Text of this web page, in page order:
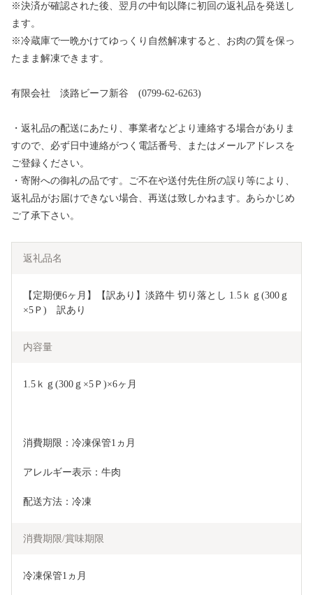
※決済が確認された後、翌月の中旬以降に初回の返礼品を発送し
ます。
※冷蔵庫で一晩かけてゆっくり自然解凍すると、お肉の質を保っ
たまま解凍できます。
有限会社 淡路ビーフ新谷 (0799-62-6263)
・返礼品の配送にあたり、事業者などより連絡する場合がありま
すので、必ず日中連絡がつく電話番号、またはメールアドレスを
ご登録ください。
・寄附への御礼の品です。ご不在や送付先住所の誤り等により、
返礼品がお届けできない場合、再送は致しかねます。あらかじめ
ご了承下さい。
返礼品名
【定期便6ヶ月】【訳あり】淡路牛 切り落とし 1.5ｋｇ(300ｇ
×5Ｐ)　訳あり
内容量
1.5ｋｇ(300ｇ×5Ｐ)×6ヶ月
消費期限：冷凍保管1ヵ月
アレルギー表示：牛肉
配送方法：冷凍
消費期限/賞味期限
冷凍保管1ヵ月